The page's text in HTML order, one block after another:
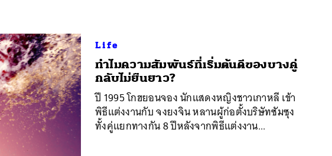
Life
ทำไมความสัมพันธ์ที่เริ่มต้นดีของบางคู่
กลับไม่ยืนยาว?
ปี 1995 โกฮยอนจอง นักแสดงหญิงชาวเกาหลี เข้า
พิธีแต่งงานกับ จงยงจิน หลานผู้ก่อตั้งบริษัทซัมซุง
ทั้งคู่แยกทางกัน 8 ปีหลังจากพิธีแต่งงาน...
ค้นหา
SHARE TWEET LINE EMAIL